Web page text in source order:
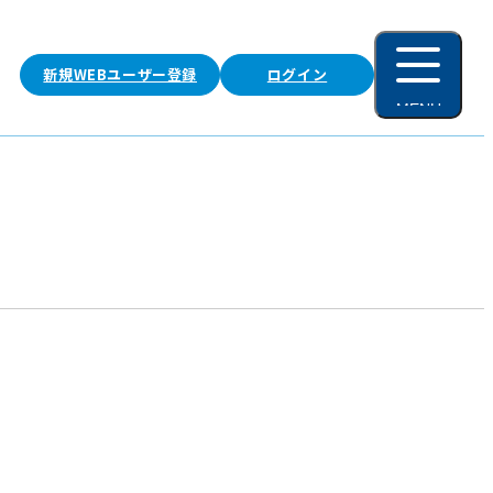
新規WEBユーザー登録 ログイン
MENU